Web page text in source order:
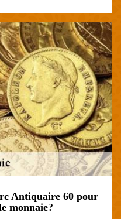
Antiquaire 60 pour
monnaie?